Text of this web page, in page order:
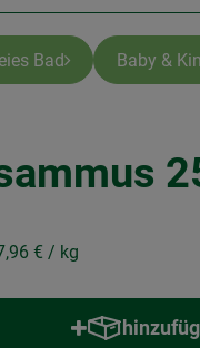
Bad Baby &
€ / kg